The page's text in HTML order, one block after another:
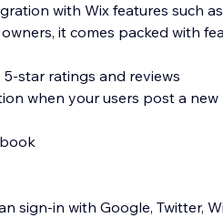
with Wix features such
it comes packed with
star ratings and reviews
when your users post a
sign-in with Google, Twitter,